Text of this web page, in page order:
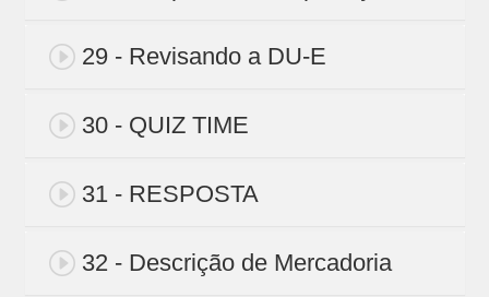
29 - Revisando a DU-E
30 - QUIZ TIME
31 - RESPOSTA
32 - Descrição de Mercadoria